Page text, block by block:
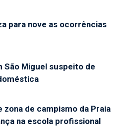
para nove as ocorrências
São Miguel suspeito de
zona de campismo da Praia
na escola profissional